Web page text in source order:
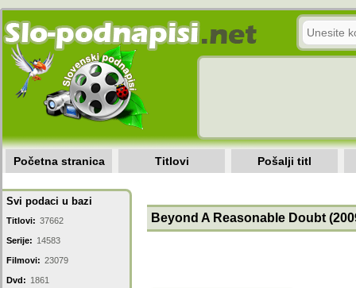
Početna stranica Titlovi Pošalji titl
Svi podaci u bazi
Titlovi: 37662
Serije: 14583
Filmovi: 23079
Dvd: 1861
Beyond A Reasonable Doubt